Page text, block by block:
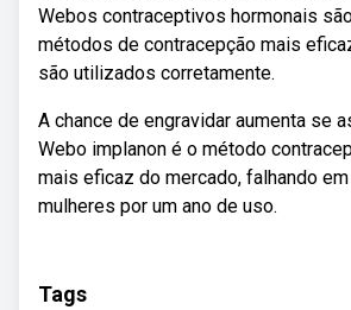
Webos contraceptivos hormonais
métodos de contracepção mais
são utilizados corretamente.
A chance de engravidar aumenta se
Webo implanon é o método
mais eficaz do mercado, falhando
mulheres por um ano de uso.
Tags